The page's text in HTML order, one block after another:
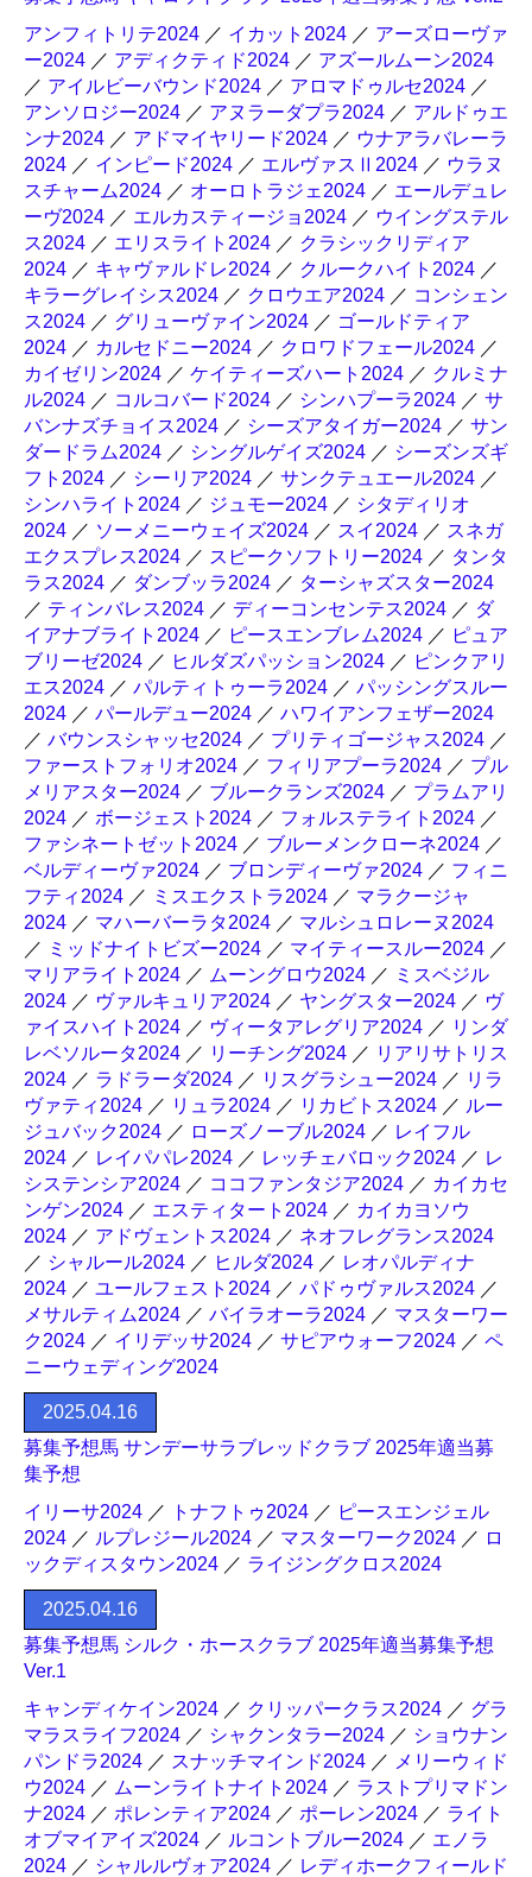
アンフィトリテ2024 ／ イカット2024 ／ アーズローヴァ
ー2024 ／ アディクティド2024 ／ アズールムーン2024
／ アイルビーバウンド2024 ／ アロマドゥルセ2024 ／
アンソロジー2024 ／ アヌラーダプラ2024 ／ アルドゥエ
ンナ2024 ／ アドマイヤリード2024 ／ ウナアラバレーラ
2024 ／ インピード2024 ／ エルヴァスⅡ2024 ／ ウラヌ
スチャーム2024 ／ オーロトラジェ2024 ／ エールデュレ
ーヴ2024 ／ エルカスティージョ2024 ／ ウイングステル
ス2024 ／ エリスライト2024 ／ クラシックリディア
2024 ／ キャヴァルドレ2024 ／ クルークハイト2024 ／
キラーグレイシス2024 ／ クロウエア2024 ／ コンシェン
ス2024 ／ グリューヴァイン2024 ／ ゴールドティア
2024 ／ カルセドニー2024 ／ クロワドフェール2024 ／
カイゼリン2024 ／ ケイティーズハート2024 ／ クルミナ
ル2024 ／ コルコバード2024 ／ シンハプーラ2024 ／ サ
バンナズチョイス2024 ／ シーズアタイガー2024 ／ サン
ダードラム2024 ／ シングルゲイズ2024 ／ シーズンズギ
フト2024 ／ シーリア2024 ／ サンクテュエール2024 ／
シンハライト2024 ／ ジュモー2024 ／ シタディリオ
2024 ／ ソーメニーウェイズ2024 ／ スイ2024 ／ スネガ
エクスプレス2024 ／ スピークソフトリー2024 ／ タンタ
ラス2024 ／ ダンブッラ2024 ／ ターシャズスター2024
／ ティンバレス2024 ／ ディーコンセンテス2024 ／ ダ
イアナブライト2024 ／ ピースエンブレム2024 ／ ピュア
ブリーゼ2024 ／ ヒルダズパッション2024 ／ ピンクアリ
エス2024 ／ パルティトゥーラ2024 ／ パッシングスルー
2024 ／ パールデュー2024 ／ ハワイアンフェザー2024
／ バウンスシャッセ2024 ／ プリティゴージャス2024 ／
ファーストフォリオ2024 ／ フィリアプーラ2024 ／ プル
メリアスター2024 ／ ブルークランズ2024 ／ プラムアリ
2024 ／ ボージェスト2024 ／ フォルステライト2024 ／
ファシネートゼット2024 ／ ブルーメンクローネ2024 ／
ベルディーヴァ2024 ／ ブロンディーヴァ2024 ／ フィニ
フティ2024 ／ ミスエクストラ2024 ／ マラクージャ
2024 ／ マハーバーラタ2024 ／ マルシュロレーヌ2024
／ ミッドナイトビズー2024 ／ マイティースルー2024 ／
マリアライト2024 ／ ムーングロウ2024 ／ ミスベジル
2024 ／ ヴァルキュリア2024 ／ ヤングスター2024 ／ ヴ
ァイスハイト2024 ／ ヴィータアレグリア2024 ／ リンダ
レベソルータ2024 ／ リーチング2024 ／ リアリサトリス
2024 ／ ラドラーダ2024 ／ リスグラシュー2024 ／ リラ
ヴァティ2024 ／ リュラ2024 ／ リカビトス2024 ／ ルー
ジュバック2024 ／ ローズノーブル2024 ／ レイフル
2024 ／ レイパパレ2024 ／ レッチェバロック2024 ／ レ
システンシア2024 ／ ココファンタジア2024 ／ カイカセ
ンゲン2024 ／ エスティタート2024 ／ カイカヨソウ
2024 ／ アドヴェントス2024 ／ ネオフレグランス2024
／ シャルール2024 ／ ヒルダ2024 ／ レオパルディナ
2024 ／ ユールフェスト2024 ／ パドゥヴァルス2024 ／
メサルティム2024 ／ バイラオーラ2024 ／ マスターワー
ク2024 ／ イリデッサ2024 ／ サピアウォーフ2024 ／ ペ
ニーウェディング2024
2025.04.16
募集予想馬 サンデーサラブレッドクラブ 2025年適当募
集予想
イリーサ2024 ／ トナフトゥ2024 ／ ピースエンジェル
2024 ／ ルプレジール2024 ／ マスターワーク2024 ／ ロ
ックディスタウン2024 ／ ライジングクロス2024
2025.04.16
募集予想馬 シルク・ホースクラブ 2025年適当募集予想
Ver.1
キャンディケイン2024 ／ クリッパークラス2024 ／ グラ
マラスライフ2024 ／ シャクンタラー2024 ／ ショウナン
パンドラ2024 ／ スナッチマインド2024 ／ メリーウィド
ウ2024 ／ ムーンライトナイト2024 ／ ラストプリマドン
ナ2024 ／ ポレンティア2024 ／ ポーレン2024 ／ ライト
オブマイアイズ2024 ／ ルコントブルー2024 ／ エノラ
2024 ／ シャルルヴォア2024 ／ レディホークフィールド